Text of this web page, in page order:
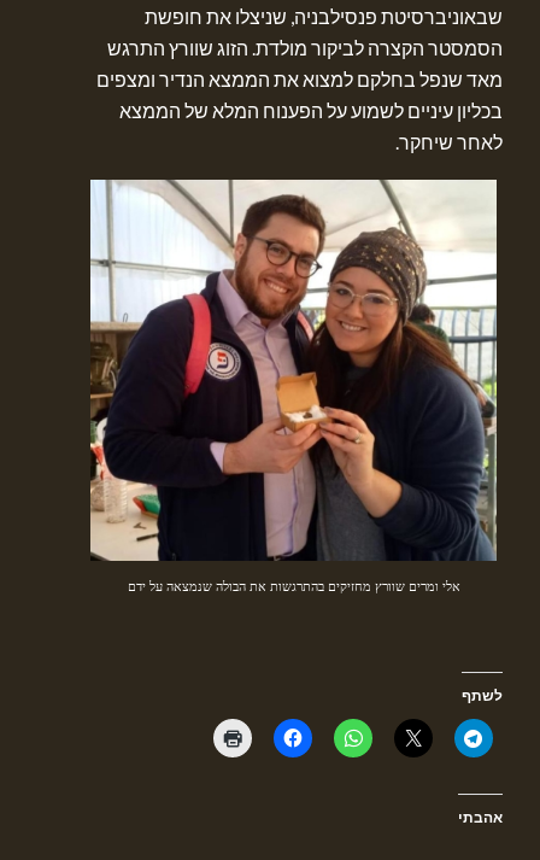
שבאוניברסיטת פנסילבניה, שניצלו את חופשת
הסמסטר הקצרה לביקור מולדת. הזוג שוורץ התרגש
מאד שנפל בחלקם למצוא את הממצא הנדיר ומצפים
בכליון עיניים לשמוע על הפענוח המלא של הממצא
לאחר שיחקר.
אלי ומרים שוורץ מחזיקים בהתרגשות את הבולה שנמצאה על ידם
לשתף
אהבתי